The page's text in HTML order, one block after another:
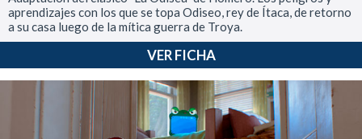
aprendizajes con los que se topa Odiseo, rey de Ítaca, de retorno
a su casa luego de la mítica guerra de Troya.
VER FICHA